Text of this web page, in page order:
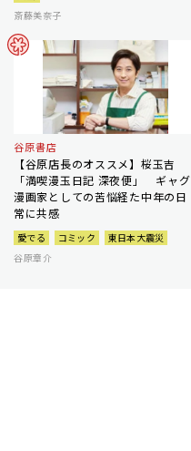
斎藤美奈子
谷原書店
【谷原店長のオススメ】桜玉吉
「満喫漫玉日記 深夜便」 ギャグ
漫画家としての苦悩経た中年の日
常に共感
愛でる コミック
東日本大震災
谷原章介